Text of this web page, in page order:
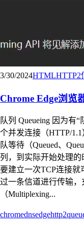
3/30/2024HTMLHTTP2
Chrome Edge浏览
队列 Queueing 因为有
个并发连接（HTTP/
队等待（Queued、
列，到实际开始处理
要建立一次TCP连接
过一条信道进行传输
（Multiplexing...
chromednsedgehttp2